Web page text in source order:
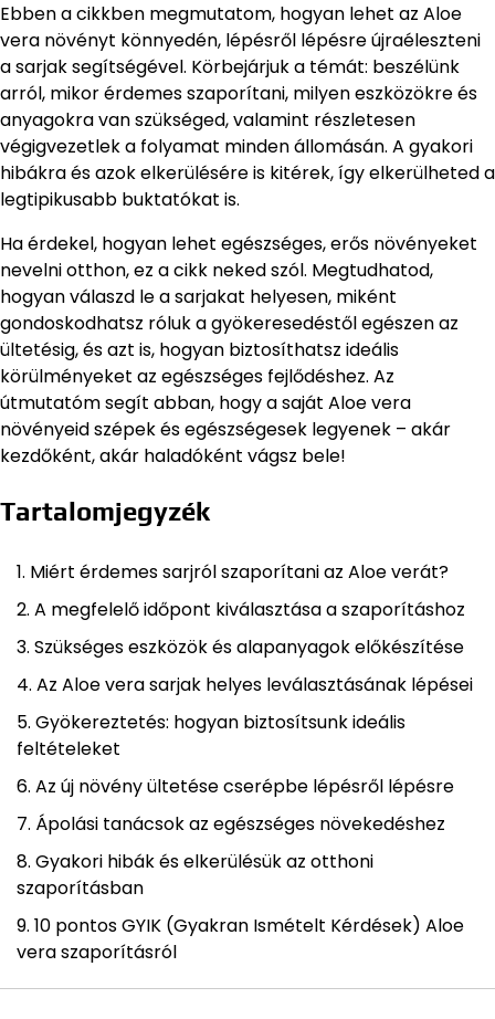
Ebben a cikkben megmutatom, hogyan lehet az Aloe
vera növényt könnyedén, lépésről lépésre újraéleszteni
a sarjak segítségével. Körbejárjuk a témát: beszélünk
arról, mikor érdemes szaporítani, milyen eszközökre és
anyagokra van szükséged, valamint részletesen
végigvezetlek a folyamat minden állomásán. A gyakori
hibákra és azok elkerülésére is kitérek, így elkerülheted a
legtipikusabb buktatókat is.
Ha érdekel, hogyan lehet egészséges, erős növényeket
nevelni otthon, ez a cikk neked szól. Megtudhatod,
hogyan válaszd le a sarjakat helyesen, miként
gondoskodhatsz róluk a gyökeresedéstől egészen az
ültetésig, és azt is, hogyan biztosíthatsz ideális
körülményeket az egészséges fejlődéshez. Az
útmutatóm segít abban, hogy a saját Aloe vera
növényeid szépek és egészségesek legyenek – akár
kezdőként, akár haladóként vágsz bele!
Tartalomjegyzék
Miért érdemes sarjról szaporítani az Aloe verát?
A megfelelő időpont kiválasztása a szaporításhoz
Szükséges eszközök és alapanyagok előkészítése
Az Aloe vera sarjak helyes leválasztásának lépései
Gyökereztetés: hogyan biztosítsunk ideális
feltételeket
Az új növény ültetése cserépbe lépésről lépésre
Ápolási tanácsok az egészséges növekedéshez
Gyakori hibák és elkerülésük az otthoni
szaporításban
10 pontos GYIK (Gyakran Ismételt Kérdések) Aloe
vera szaporításról